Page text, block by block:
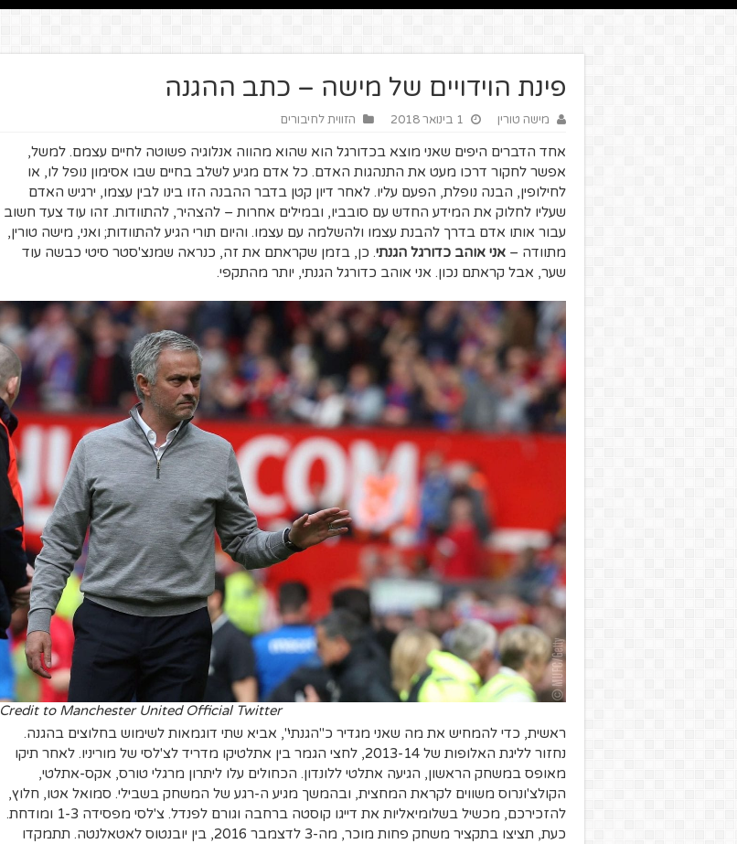
פינת הוידויים של מישה – כתב ההגנה
מישה טורין 1 בינואר 2018 הזווית לחיבורים
אחד הדברים היפים שאני מוצא בכדורגל הוא שהוא מהווה אנלוגיה פשוטה לחיים עצמם. למשל,
אפשר לחקור דרכו מעט את התנהגות האדם. כל אדם מגיע לשלב בחיים שבו אסימון נופל לו, או
לחילופין, הבנה נופלת, הפעם עליו. לאחר דיון קטן בדבר ההבנה הזו בינו לבין עצמו, ירגיש האדם
שעליו לחלוק את המידע החדש עם סובביו, ובמילים אחרות – להצהיר, להתוודות. זהו עוד צעד חשוב
עבור אותו אדם בדרך להבנת עצמו ולהשלמה עם עצמו. והיום תורי הגיע להתוודות; ואני, מישה טורין,
מתוודה – אני אוהב כדורגל הגנתי. כן, בזמן שקראתם את זה, כנראה שמנצ'סטר סיטי כבשה עוד
שער, אבל קראתם נכון. אני אוהב כדורגל הגנתי, יותר מהתקפי.
Credit to Manchester United Official Twitter
ראשית, כדי להמחיש את מה שאני מגדיר כ"הגנתי", אביא שתי דוגמאות לשימוש בחלוצים בהגנה.
נחזור לליגת האלופות של 2013-14, לחצי הגמר בין אתלטיקו מדריד לצ'לסי של מוריניו. לאחר תיקו
מאופס במשחק הראשון, הגיעה אתלטי ללונדון. הכחולים עלו ליתרון מרגלי טורס, אקס-אתלטי,
הקולצ'ונרוס משווים לקראת המחצית, ובהמשך מגיע ה-רגע של המשחק בשבילי. סמואל אטו, חלוץ,
להזכירכם, מכשיל בשלומיאליות את דייגו קוסטה ברחבה וגורם לפנדל. צ'לסי מפסידה 1-3 ומודחת.
כעת, תציצו בתקציר משחק פחות מוכר, מה-3 לדצמבר 2016, בין יובנטוס לאטאלנטה. תתמקדו